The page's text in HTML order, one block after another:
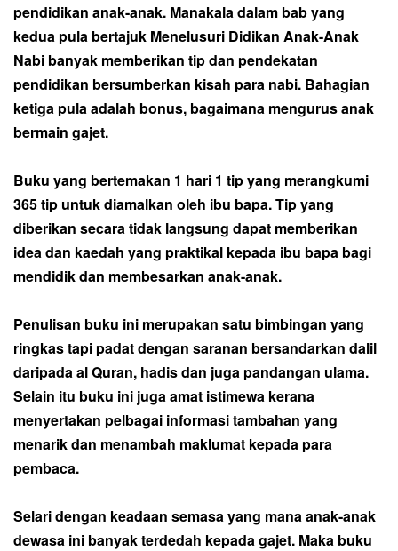
pendidikan anak-anak. Manakala dalam bab yang
kedua pula bertajuk Menelusuri Didikan Anak-Anak
Nabi banyak memberikan tip dan pendekatan
pendidikan bersumberkan kisah para nabi. Bahagian
ketiga pula adalah bonus, bagaimana mengurus anak
bermain gajet.
Buku yang bertemakan 1 hari 1 tip yang merangkumi
365 tip untuk diamalkan oleh ibu bapa. Tip yang
diberikan secara tidak langsung dapat memberikan
idea dan kaedah yang praktikal kepada ibu bapa bagi
mendidik dan membesarkan anak-anak.
Penulisan buku ini merupakan satu bimbingan yang
ringkas tapi padat dengan saranan bersandarkan dalil
daripada al Quran, hadis dan juga pandangan ulama.
Selain itu buku ini juga amat istimewa kerana
menyertakan pelbagai informasi tambahan yang
menarik dan menambah maklumat kepada para
pembaca.
Selari dengan keadaan semasa yang mana anak-anak
dewasa ini banyak terdedah kepada gajet. Maka buku